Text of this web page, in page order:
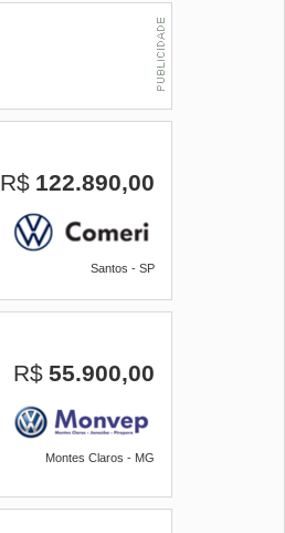
R$ 122.890,00
Santos - SP
R$ 55.900,00
Montes Claros - MG